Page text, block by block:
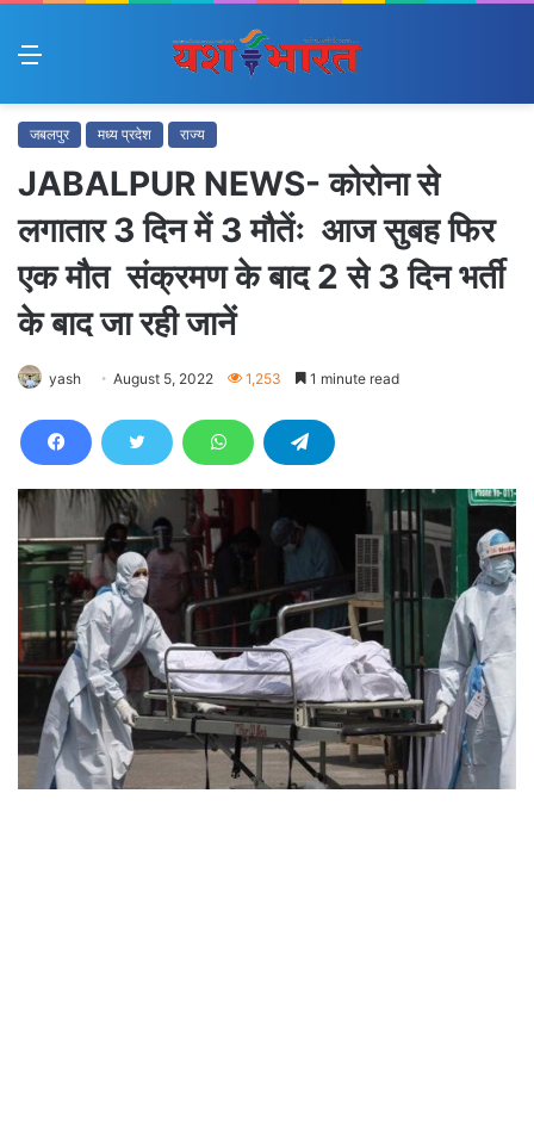
Menu
जबलपुर मध्य प्रदेश राज्य
JABALPUR NEWS- कोरोना से
लगातार 3 दिन में 3 मौतेंः आज सुबह फिर
एक मौत संक्रमण के बाद 2 से 3 दिन भर्ती
के बाद जा रही जानें
yash August 5, 2022 1,253 1 minute read